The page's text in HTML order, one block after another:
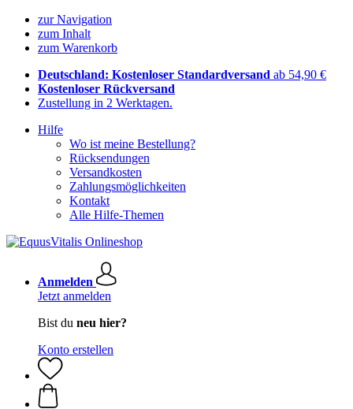
zur Navigation
zum Inhalt
zum Warenkorb
Deutschland: Kostenloser Standardversand ab 54,90 €
Kostenloser Rückversand
Zustellung in 2 Werktagen.
Hilfe
Wo ist meine Bestellung?
Rücksendungen
Versandkosten
Zahlungsmöglichkeiten
Kontakt
Alle Hilfe-Themen
Anmelden
Jetzt anmelden
Bist du neu hier?
Konto erstellen